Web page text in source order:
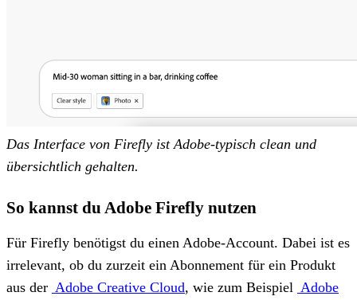
Das Interface von Firefly ist Adobe-typisch clean und
übersichtlich gehalten.
So kannst du Adobe Firefly nutzen
Für Firefly benötigst du einen Adobe-Account. Dabei ist es
irrelevant, ob du zurzeit ein Abonnement für ein Produkt
aus der Adobe Creative Cloud, wie zum Beispiel Adobe